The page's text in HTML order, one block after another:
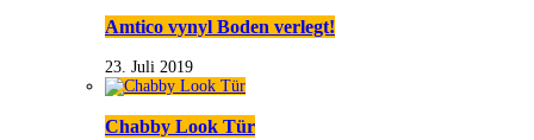
Amtico vynyl Boden verlegt!
23. Juli 2019
Chabby Look Tür